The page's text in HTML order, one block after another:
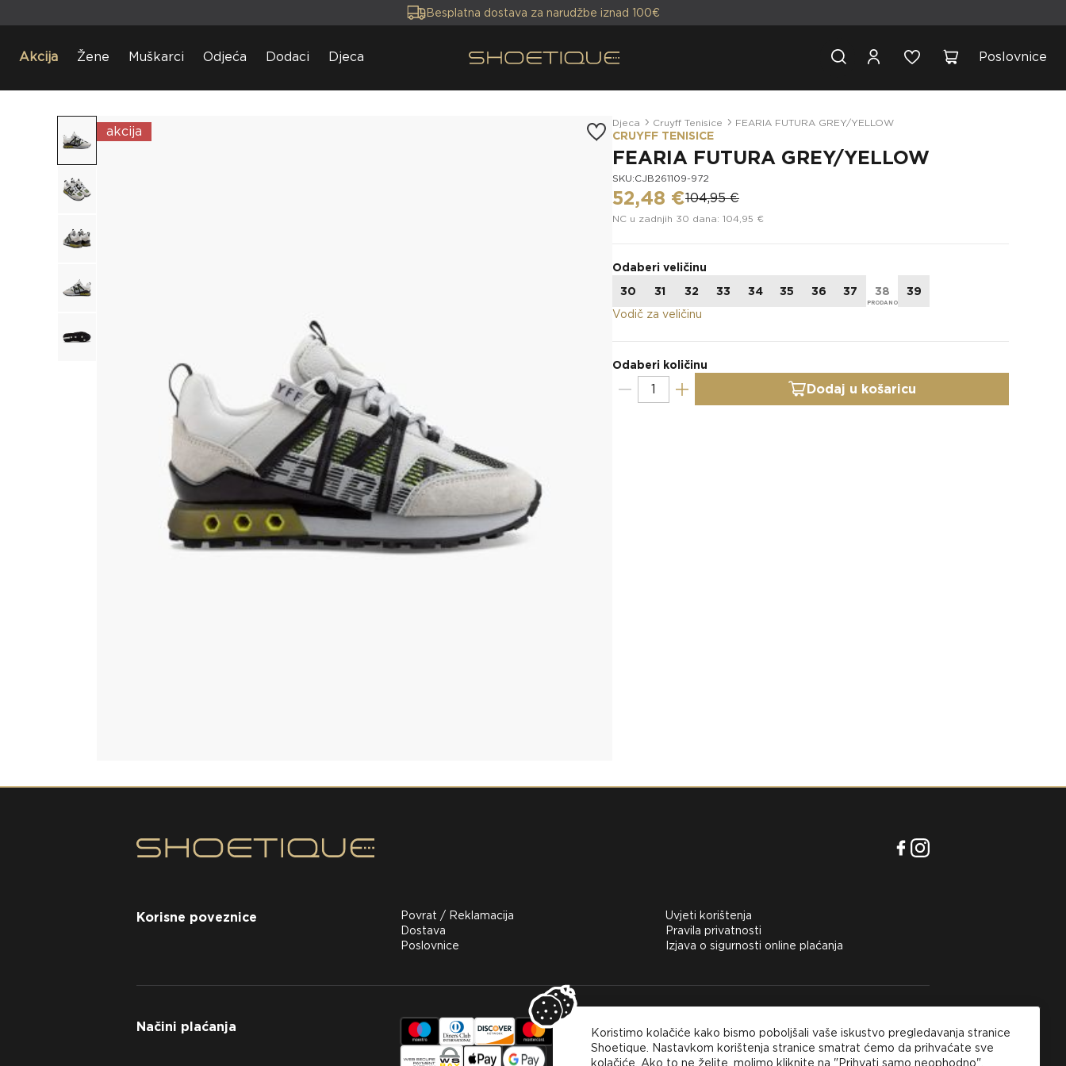
Besplatna dostava za narudžbe iznad 100€
Akcija Žene Muškarci Odjeća Dodaci Djeca Poslovnice
akcija
Djeca Cruyff Tenisice FEARIA FUTURA GREY/YELLOW
CRUYFF TENISICE
FEARIA FUTURA GREY/YELLOW
SKU:CJB261109-972
52,48 €104,95 €
NC u zadnjih 30 dana: 104,95 €
Odaberi veličinu
30
31 32 33 34 35 36 37 38
39
Vodič za veličinu
Odaberi količinu
Dodaj u košaricu
Korisne poveznice
Povrat / Reklamacija
Dostava
Poslovnice
Uvjeti korištenja
Pravila privatnosti
Izjava o sigurnosti online plaćanja
Načini plaćanja
koristiti opciju plaćanja pouzećem ili kartičnim online
plaćanjem.
Koristimo kolačiće kako bismo poboljšali vaše iskustvo pregledavanja stranice
Shoetique. Nastavkom korištenja stranice smatrat ćemo da prihvaćate sve
kolačiće. Ako to ne želite, molimo kliknite na "Prihvati samo neophodno".